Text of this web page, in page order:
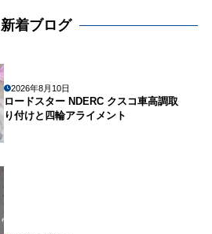
新着ブログ
2026年8月10日
ロードスター NDERC クスコ車高調取
り付けと四輪アライメント